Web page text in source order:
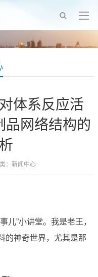
体系反应活
品网络结构的
： 新闻中心
儿”小讲堂。我是老王，
的神奇世界，尤其是那